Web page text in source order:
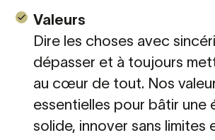
Valeurs
Dire les choses avec
dépasser et à toujours
au cœur de tout. Nos
essentielles pour bâtir une
solide, innover sans limites